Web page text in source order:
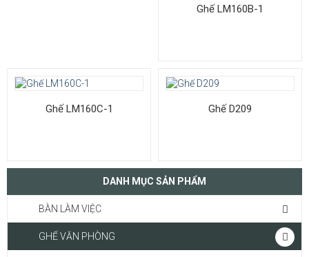
Ghế LM160B-1
Ghế LM160C-1 Ghế D209
DANH MỤC SẢN PHẨM
BÀN LÀM VIỆC
GHẾ VĂN PHÒNG